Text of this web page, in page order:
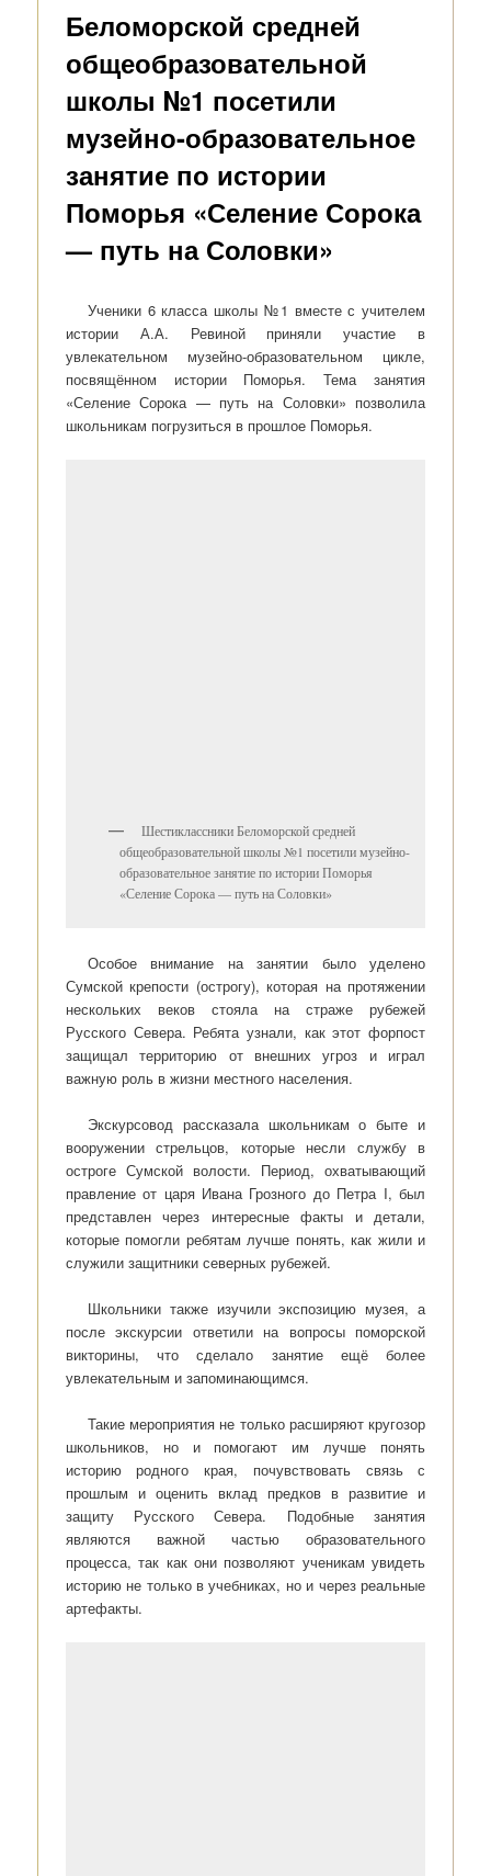
Беломорской средней
общеобразовательной
школы №1 посетили
музейно-образовательное
занятие по истории
Поморья «Селение Сорока
— путь на Соловки»
Ученики 6 класса школы №1 вместе с учителем
истории А.А. Ревиной приняли участие в
увлекательном музейно-образовательном цикле,
посвящённом истории Поморья. Тема занятия
«Селение Сорока — путь на Соловки» позволила
школьникам погрузиться в прошлое Поморья.
Шестиклассники Беломорской средней
общеобразовательной школы №1 посетили музейно-
образовательное занятие по истории Поморья
«Селение Сорока — путь на Соловки»
Особое внимание на занятии было уделено
Сумской крепости (острогу), которая на протяжении
нескольких веков стояла на страже рубежей
Русского Севера. Ребята узнали, как этот форпост
защищал территорию от внешних угроз и играл
важную роль в жизни местного населения.
Экскурсовод рассказала школьникам о быте и
вооружении стрельцов, которые несли службу в
остроге Сумской волости. Период, охватывающий
правление от царя Ивана Грозного до Петра I, был
представлен через интересные факты и детали,
которые помогли ребятам лучше понять, как жили и
служили защитники северных рубежей.
Школьники также изучили экспозицию музея, а
после экскурсии ответили на вопросы поморской
викторины, что сделало занятие ещё более
увлекательным и запоминающимся.
Такие мероприятия не только расширяют кругозор
школьников, но и помогают им лучше понять
историю родного края, почувствовать связь с
прошлым и оценить вклад предков в развитие и
защиту Русского Севера. Подобные занятия
являются важной частью образовательного
процесса, так как они позволяют ученикам увидеть
историю не только в учебниках, но и через реальные
артефакты.